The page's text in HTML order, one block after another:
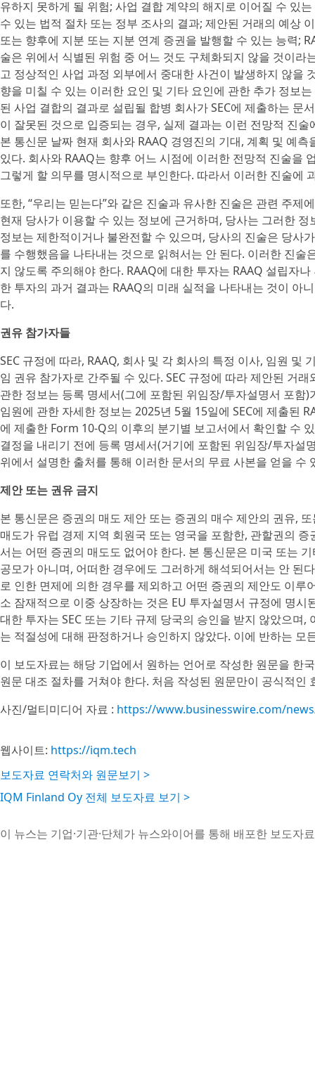
유하지 못하게 될 위험; 사업 결합 계약의 해지로 이어질 수 있
수 있는 법적 절차 또는 정부 조사의 결과; 제안된 거래의 예상
또는 향후에 지분 또는 지분 연계 증권을 발행할 수 있는 능력;
술은 위에서 식별된 위험 중 어느 것도 구체화되지 않을 것이
고 정상적인 사업 과정 외부에서 중대한 사건이 발생하지 않을
향을 미칠 수 있는 이러한 요인 및 기타 요인에 관한 추가 정보
된 사업 결합의 결과로 설립될 합병 회사가 SEC에 제출하는
이 잘못된 것으로 입증되는 경우, 실제 결과는 이런 전망적 진
본 통신문 날짜 현재 회사와 RAAQ 경영진의 기대, 계획 및 예
있다. 회사와 RAAQ는 향후 어느 시점에 이러한 전망적 진술을
그렇게 할 의무를 명시적으로 부인한다. 따라서 이러한 진술에
또한, “우리는 믿는다”와 같은 진술과 유사한 진술은 관련 주
현재 당사가 이용할 수 있는 정보에 근거하며, 당사는 그러한
정보는 제한적이거나 불완전할 수 있으며, 당사의 진술은 당사
를 수행했음을 나타내는 것으로 읽혀서는 안 된다. 이러한 진
지 않도록 주의해야 한다. RAAQ에 대한 투자는 RAAQ 설립자
한 투자의 과거 결과는 RAAQ의 미래 실적을 나타내는 것이 아
다.
권유 참가자들
SEC 규정에 따라, RAAQ, 회사 및 각 회사의 특정 이사, 임원
임 권유 참가자로 간주될 수 있다. SEC 규정에 따라 제안된 거
관한 정보는 등록 명세서(그에 포함된 위임장/투자설명서 포함
임원에 관한 자세한 정보는 2025년 5월 15일에 SEC에 제출된
에 제출한 Form 10-Q의 이후의 분기별 보고서에서 확인할 수
결정을 내리기 전에 등록 명세서(거기에 포함된 위임장/투자설
위에서 설명한 출처를 통해 이러한 문서의 무료 사본을 얻을 수
제안 또는 권유 금지
본 통신문은 증권의 매도 제안 또는 증권의 매수 제안의 권유,
매도가 유럽 경제 지역 회원국 또는 영국을 포함한, 관할권의
서는 어떤 증권의 매도도 없어야 한다. 본 통신문은 미국 또는
공모가 아니며, 어떠한 경우에도 그러하게 해석되어서는 안 된
로 인한 면제에 의한 경우를 제외하고 어떤 증권의 제안도 이
소 잠재적으로 이중 상장하는 것은 EU 투자설명서 규정에 명
대한 투자는 SEC 또는 기타 규제 당국의 승인을 받지 않았으
는 적절성에 대해 판정하거나 승인하지 않았다. 이에 반하는 모
이 보도자료는 해당 기업에서 원하는 언어로 작성한 원문을 한
원문 대조 절차를 거쳐야 한다. 처음 작성된 원문만이 공식적
사진/멀티미디어 자료 : https://www.businesswire.com/
웹사이트: https://iqm.tech
보도자료 연락처와 원문보기 >
IQM Finland Oy 전체 보도자료 보기 >
이 뉴스는 기업·기관·단체가 뉴스와이어를 통해 배포한 보도자